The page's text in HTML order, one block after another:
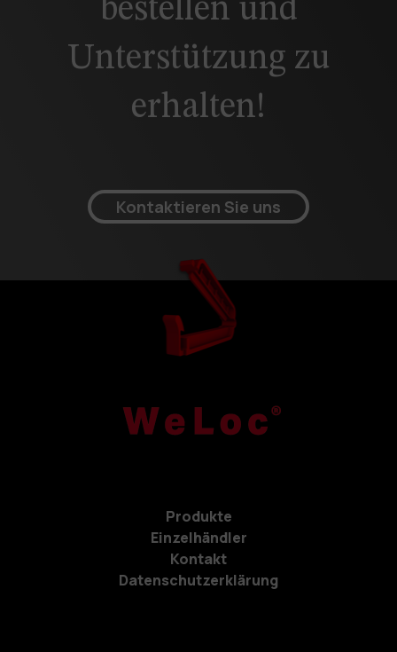
bestellen und
Unterstützung zu
erhalten!
Kontaktieren Sie uns
Produkte
Einzelhändler
Kontakt
Datenschutzerklärung